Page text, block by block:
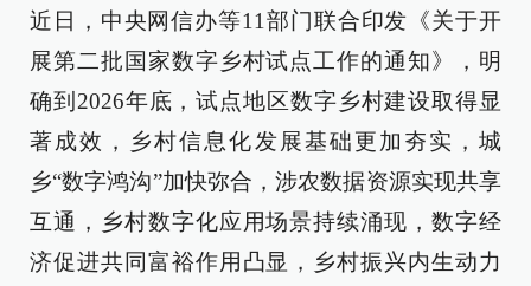
近日，中央网信办等11部门联合印发《关于开
展第二批国家数字乡村试点工作的通知》，明
确到2026年底，试点地区数字乡村建设取得显
著成效，乡村信息化发展基础更加夯实，城
乡“数字鸿沟”加快弥合，涉农数据资源实现共享
互通，乡村数字化应用场景持续涌现，数字经
济促进共同富裕作用凸显，乡村振兴内生动力